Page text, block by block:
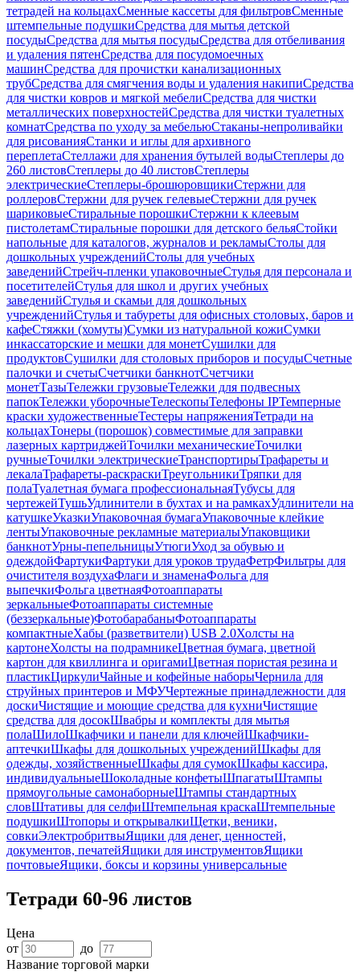
тетрадей на кольцахСменные кассеты для фильтровСменные
штемпельные подушкиСредства для мытья детской
посудыСредства для мытья посудыСредства для отбеливания
и удаления пятенСредства для посудомоечных
машинСредства для прочистки канализационных
трубСредства для смягчения воды и удаления накипиСредства
для чистки ковров и мягкой мебелиСредства для чистки
металлических поверхностейСредства для чистки туалетных
комнатСредства по уходу за мебельюСтаканы-непроливайки
для рисованияСтанки и иглы для архивного
переплетаСтеллажи для хранения бутылей водыСтеплеры до
260 листовСтеплеры до 40 листовСтеплеры
электрическиеСтеплеры-брошюровщикиСтержни для
роллеровСтержни для ручек гелевыеСтержни для ручек
шариковыеСтиральные порошкиСтержни к клеевым
пистолетамСтиральные порошки для детского бельяСтойки
напольные для каталогов, журналов и рекламыСтолы для
дошкольных учрежденийСтолы для учебных
заведенийСтрейч-пленки упаковочныеСтулья для персонала и
посетителейСтулья для школ и других учебных
заведенийСтулья и скамьи для дошкольных
учрежденийСтулья и табуреты для офисных столовых, баров и
кафеСтяжки (хомуты)Сумки из натуральной кожиСумки
инкассаторские и мешки для монетСушилки для
продуктовСушилки для столовых приборов и посудыСчетные
палочки и счетыСчетчики банкнотСчетчики
монетТазыТележки грузовыеТележки для подвесных
папокТележки уборочныеТелескопыТелефоны IPТемперные
краски художественныеТестеры напряженияТетради на
кольцахТонеры (порошок) совместимые для заправки
лазерных картриджейТочилки механическиеТочилки
ручныеТочилки электрическиеТранспортирыТрафареты и
лекалаТрафареты-раскраскиТреугольникиТряпки для
полаТуалетная бумага профессиональнаяТубусы для
чертежейТушьУдлинители в бухтах и на рамкахУдлинители на
катушкеУказкиУпаковочная бумагаУпаковочные клейкие
лентыУпаковочные рекламные материалыУпаковщики
банкнотУрны-пепельницыУтюгиУход за обувью и
одеждойФартукиФартуки для уроков трудаФетрФильтры для
очистителя воздухаФлаги и знаменаФольга для
выпечкиФольга цветнаяФотоаппараты
зеркальныеФотоаппараты системные
(беззеркальные)ФотобарабаныФотоаппараты
компактныеХабы (разветвители) USB 2.0Холсты на
картонеХолсты на подрамникеЦветная бумага, цветной
картон для квиллинга и оригамиЦветная пористая резина и
пластикЦиркулиЧайные и кофейные наборыЧернила для
струйных принтеров и МФУЧертежные принадлежности для
доскиЧистящие и моющие средства для кухниЧистящие
средства для досокШвабры и комплекты для мытья
полаШилоШкафчики и панели для ключейШкафчики-
аптечкиШкафы для дошкольных учрежденийШкафы для
одежды, хозяйственныеШкафы для сумокШкафы кассира,
индивидуальныеШоколадные конфетыШпагатыШтампы
прямоугольные самонаборныеШтампы стандартных
словШтативы для селфиШтемпельная краскаШтемпельные
подушкиШтопоры и открывалкиЩетки, веники,
совкиЭлектробритвыЯщики для денег, ценностей,
документов, печатейЯщики для инструментовЯщики
почтовыеЯщики, боксы и корзины универсальные
Тетради 60-96 листов
Цена
от
до
Название торговой марки